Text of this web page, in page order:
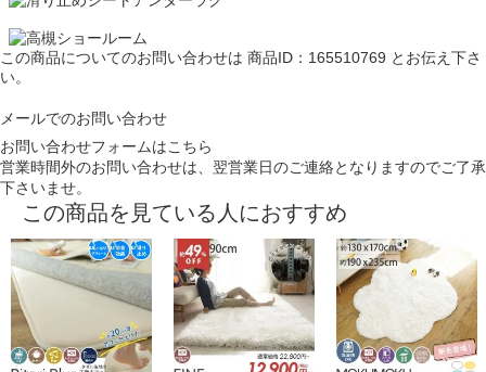
この商品についてのお問い合わせは 商品ID：165510769 とお伝え下さ
い。
メールでのお問い合わせ
お問い合わせフォームはこちら
営業時間外のお問い合わせは、翌営業日のご連絡となりますのでご了承
下さいませ。
この商品を見ている人におすすめ